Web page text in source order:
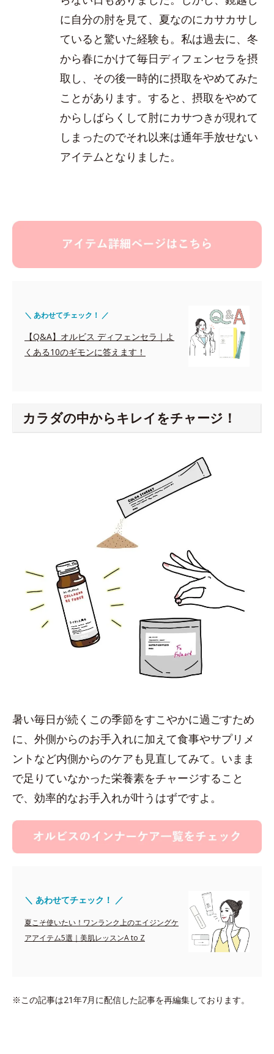
に自分の肘を見て、夏なのにカサカサし
ていると驚いた経験も。私は過去に、冬
から春にかけて毎日ディフェンセラを摂
取し、その後一時的に摂取をやめてみた
ことがあります。すると、摂取をやめて
からしばらくして肘にカサつきが現れて
しまったのでそれ以来は通年手放せない
アイテムとなりました。
＼ あわせてチェック！ ／
【Q&A】オルビス ディフェンセラ｜よ
くある10のギモンに答えます！
カラダの中からキレイをチャージ！
暑い毎日が続くこの季節をすこやかに過ごすため
に、外側からのお手入れに加えて食事やサプリメ
ントなど内側からのケアも見直してみて。いまま
で足りていなかった栄養素をチャージすること
で、効率的なお手入れが叶うはずですよ。
＼ あわせてチェック！ ／
夏こそ使いたい！ワンランク上のエイジングケ
アアイテム5選｜美肌レッスンA to Z
※この記事は21年7月に配信した記事を再編集しております。